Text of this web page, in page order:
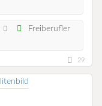
Freiberufler
29